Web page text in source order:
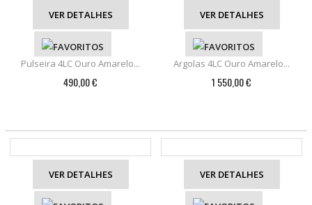
VER DETALHES
Pulseira 4LC Ouro Amarelo...
490,00 €
VER DETALHES
Argolas 4LC Ouro Amarelo...
1 550,00 €
VER DETALHES VER DETALHES